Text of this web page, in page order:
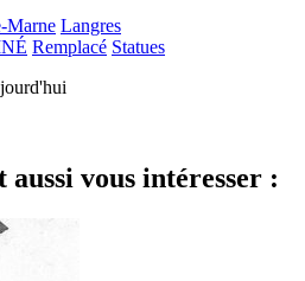
Marne Langres
Remplacé Statues
aussi vous intéresser :